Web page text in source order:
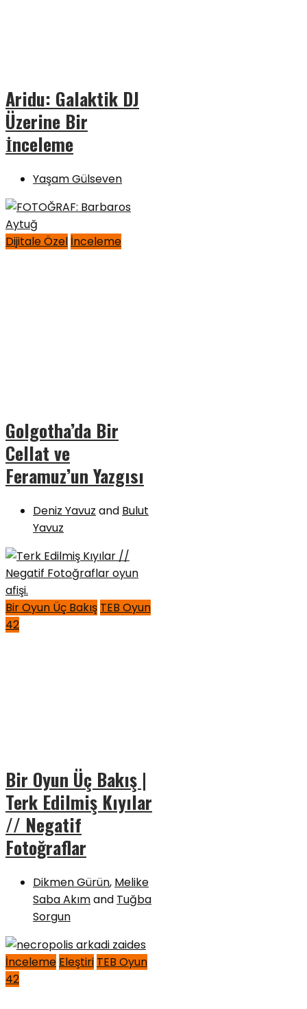
Aridu: Galaktik DJ
Üzerine Bir
İnceleme
Yaşam Gülseven
Dijitale Özel İnceleme
Golgotha’da Bir
Cellat ve
Feramuz’un Yazgısı
Deniz Yavuz and Bulut
Yavuz
Bir Oyun Üç Bakış TEB Oyun
42
Bir Oyun Üç Bakış |
Terk Edilmiş Kıyılar
// Negatif
Fotoğraflar
Dikmen Gürün, Melike
Saba Akımand Tuğba
Sorgun
İnceleme Eleştiri TEB Oyun
42